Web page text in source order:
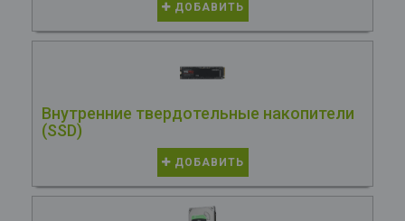
ДОБАВИТЬ
Внутренние твердотельные накопители
(SSD)
ДОБАВИТЬ